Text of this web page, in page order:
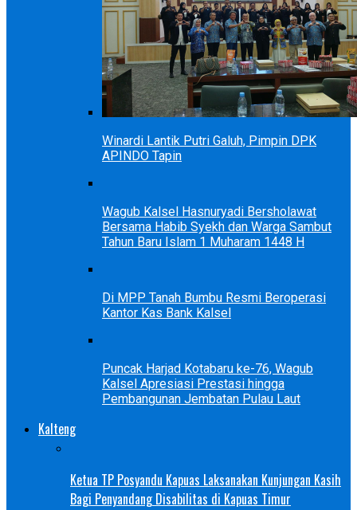
Winardi Lantik Putri Galuh, Pimpin DPK
APINDO Tapin
Wagub Kalsel Hasnuryadi Bersholawat
Bersama Habib Syekh dan Warga Sambut
Tahun Baru Islam 1 Muharam 1448 H
Di MPP Tanah Bumbu Resmi Beroperasi
Kantor Kas Bank Kalsel
Puncak Harjad Kotabaru ke-76, Wagub
Kalsel Apresiasi Prestasi hingga
Pembangunan Jembatan Pulau Laut
Kalteng
Ketua TP Posyandu Kapuas Laksanakan Kunjungan Kasih
Bagi Penyandang Disabilitas di Kapuas Timur